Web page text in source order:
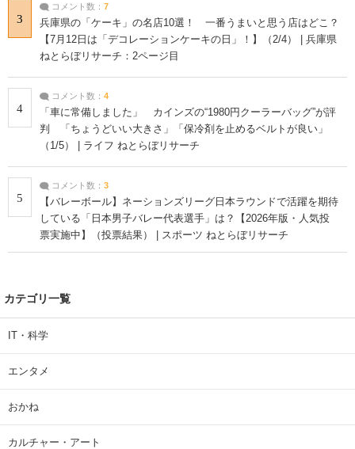
3
コメント数： 7
兵庫県の「ケーキ」の名店10選！ 一番うまいと思う店はどこ？
【7月12日は「デコレーションケーキの日」！】（2/4） | 兵庫県
ねとらぼリサーチ：2ページ目
4
コメント数： 4
「車に常備しました」 カインズの“1980円クーラーバッグ”が評
判 「ちょうどいい大きさ」「保冷剤を止めるベルトが良い」
（1/5） | ライフ ねとらぼリサーチ
5
コメント数： 3
【バレーボール】ネーションズリーグ日本ラウンドで活躍を期待
している「日本男子バレー代表選手」は？【2026年版・人気投
票実施中】（投票結果） | スポーツ ねとらぼリサーチ
カテゴリ一覧
IT・科学
エンタメ
おかね
カルチャー・アート